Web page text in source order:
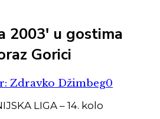
2003′ u gostima
Gorici
Zdravko Džimbeg0
LIGA – 14. kolo